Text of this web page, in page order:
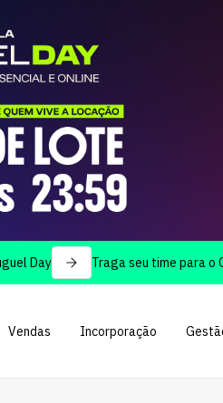
Traga seu time para o CUPOLA
Vendas Incorporação